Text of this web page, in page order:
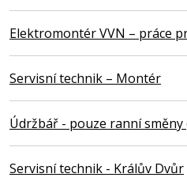
Elektromontér VVN – práce
Servisní technik – Montér
Údržbář - pouze ranní
Servisní technik - Králův Dvůr